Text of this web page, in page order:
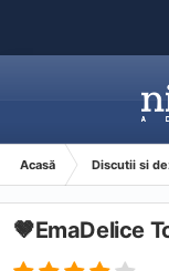
Acasă Discutii si
🤎EmaDelice